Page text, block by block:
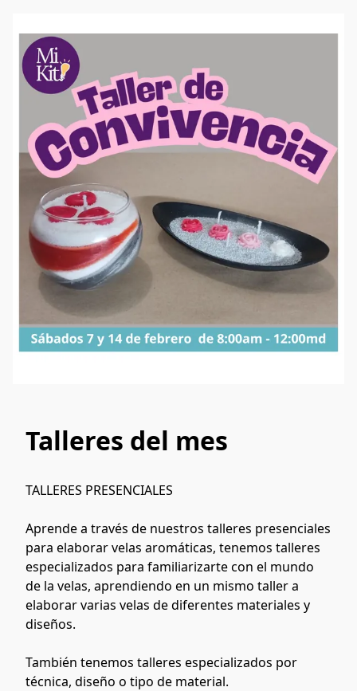
Talleres del mes
TALLERES PRESENCIALES
Aprende a través de nuestros talleres presenciales
para elaborar velas aromáticas, tenemos talleres
especializados para familiarizarte con el mundo
de la velas, aprendiendo en un mismo taller a
elaborar varias velas de diferentes materiales y
diseños.
También tenemos talleres especializados por
técnica, diseño o tipo de material.